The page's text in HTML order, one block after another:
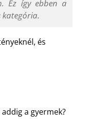
Ez így ebben a
és
a gyermek?